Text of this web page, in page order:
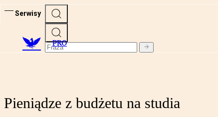
Serwisy
PRO
Pieniądze z budżetu na studia